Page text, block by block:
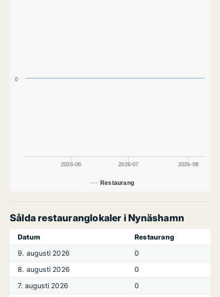
Restaurang
2026-06 2026-07 2026-08
0
Sålda restauranglokaler i Nynäshamn
Datum
Restaurang
9. augusti 2026
0
8. augusti 2026
0
7. augusti 2026
0